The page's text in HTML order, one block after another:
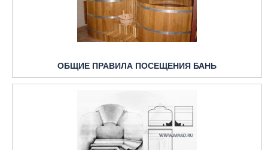
ОБЩИЕ ПРАВИЛА ПОСЕЩЕНИЯ БАНЬ